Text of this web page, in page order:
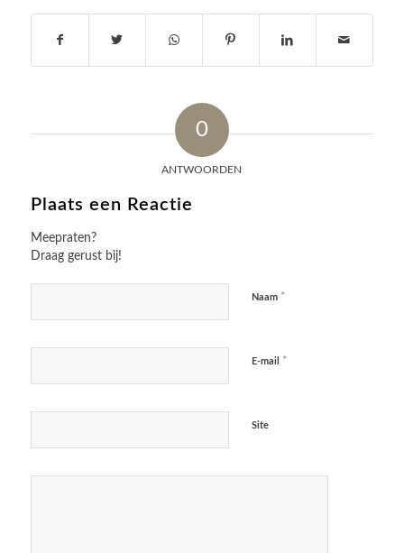
0
ANTWOORDEN
Plaats een Reactie
Meepraten?
Draag gerust bij!
Naam *
E-mail *
Site